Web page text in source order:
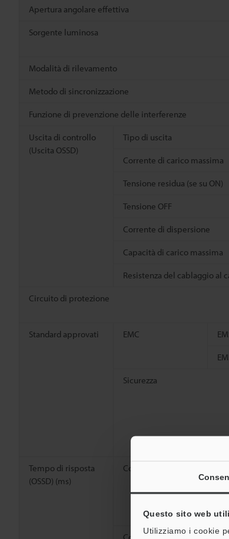
Questo sito web
Utilizziamo i cookie
Apertura angolare effettiva
Sorgente luminosa
Modalità di rilevamento
Metodo di sincronizzazione
Funzione di prevenzione delle interferenze
Uscita di controllo
(Uscita OSSD)
Tipo di uscita
Corrente di carico massima
Tensione residua (se su ON)
Tensione OFF
Corrente di dispersione
Capacità di carico massima
Resistenza del cablaggio al
Circuito di protezione
Standard approvati EMC
EMI
Sicurezza
Tempo di risposta
(OSSD) (ms)
Con il canale 0
Con il canale A o B